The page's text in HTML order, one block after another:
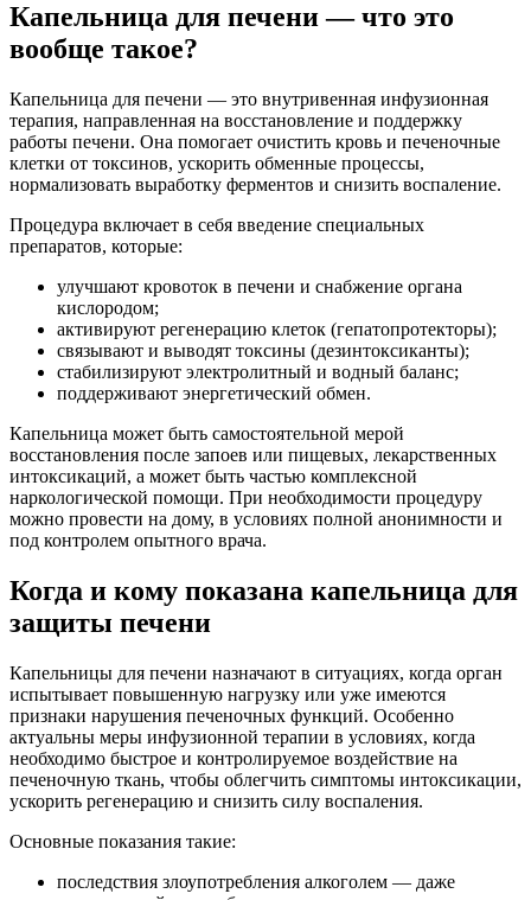
Капельница для печени — что это
вообще такое?
Капельница для печени — это внутривенная инфузионная
терапия, направленная на восстановление и поддержку
работы печени. Она помогает очистить кровь и печеночные
клетки от токсинов, ускорить обменные процессы,
нормализовать выработку ферментов и снизить воспаление.
Процедура включает в себя введение специальных
препаратов, которые:
улучшают кровоток в печени и снабжение органа
кислородом;
активируют регенерацию клеток (гепатопротекторы);
связывают и выводят токсины (дезинтоксиканты);
стабилизируют электролитный и водный баланс;
поддерживают энергетический обмен.
Капельница может быть самостоятельной мерой
восстановления после запоев или пищевых, лекарственных
интоксикаций, а может быть частью комплексной
наркологической помощи. При необходимости процедуру
можно провести на дому, в условиях полной анонимности и
под контролем опытного врача.
Когда и кому показана капельница для
защиты печени
Капельницы для печени назначают в ситуациях, когда орган
испытывает повышенную нагрузку или уже имеются
признаки нарушения печеночных функций. Особенно
актуальны меры инфузионной терапии в условиях, когда
необходимо быстрое и контролируемое воздействие на
печеночную ткань, чтобы облегчить симптомы интоксикации,
ускорить регенерацию и снизить силу воспаления.
Основные показания такие:
последствия злоупотребления алкоголем — даже